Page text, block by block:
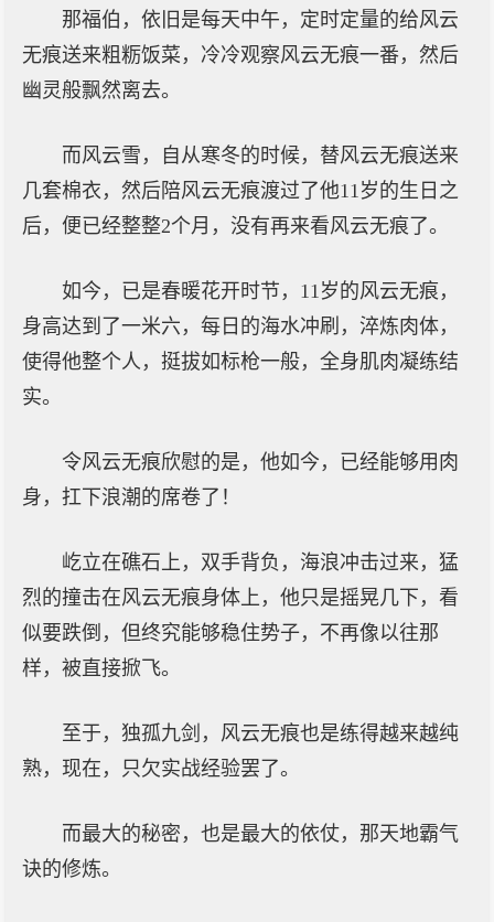
那福伯，依旧是每天中午，定时定量的给风云
无痕送来粗粝饭菜，冷冷观察风云无痕一番，然后
幽灵般飘然离去。
而风云雪，自从寒冬的时候，替风云无痕送来
几套棉衣，然后陪风云无痕渡过了他11岁的生日之
后，便已经整整2个月，没有再来看风云无痕了。
如今，已是春暖花开时节，11岁的风云无痕，
身高达到了一米六，每日的海水冲刷，淬炼肉体，
使得他整个人，挺拔如标枪一般，全身肌肉凝练结
实。
令风云无痕欣慰的是，他如今，已经能够用肉
身，扛下浪潮的席卷了！
屹立在礁石上，双手背负，海浪冲击过来，猛
烈的撞击在风云无痕身体上，他只是摇晃几下，看
似要跌倒，但终究能够稳住势子，不再像以往那
样，被直接掀飞。
至于，独孤九剑，风云无痕也是练得越来越纯
熟，现在，只欠实战经验罢了。
而最大的秘密，也是最大的依仗，那天地霸气
诀的修炼。